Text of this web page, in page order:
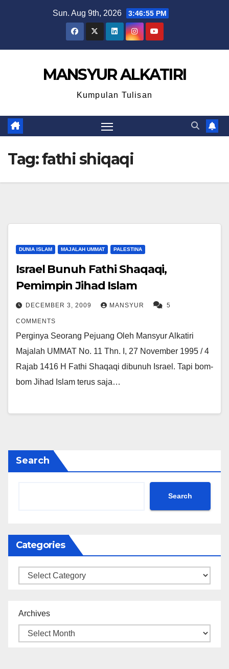
Sun. Aug 9th, 2026 3:46:55 PM
MANSYUR ALKATIRI
Kumpulan Tulisan
Tag:fathi shiqaqi
DUNIA ISLAM MAJALAH UMMAT PALESTINA
Israel Bunuh Fathi Shaqaqi,
Pemimpin Jihad Islam
DECEMBER 3, 2009 MANSYUR 5
COMMENTS
Perginya Seorang Pejuang Oleh Mansyur Alkatiri
Majalah UMMAT No. 11 Thn. I, 27 November 1995 / 4
Rajab 1416 H Fathi Shaqaqi dibunuh Israel. Tapi bom-
bom Jihad Islam terus saja…
Search
Search
Categories
Categories
Archives